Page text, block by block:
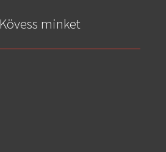
Kövess minket